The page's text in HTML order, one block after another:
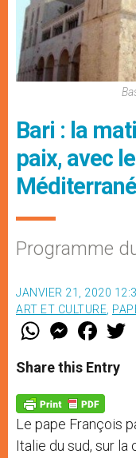
Bari : la
paix, avec
Programme
JANVIER 21, 2020
ART ET CULTURE,
W
t
s
p
p
M
e
s
e
g
e
r
F
a
e
b
o
k
Share this Entry
Le pape François
Italie du sud, sur